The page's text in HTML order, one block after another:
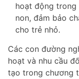
hoạt động
non, đảm bảo
cho trẻ nhỏ.
Các con đường
hoạt và nhu cầu
tạo trong chương